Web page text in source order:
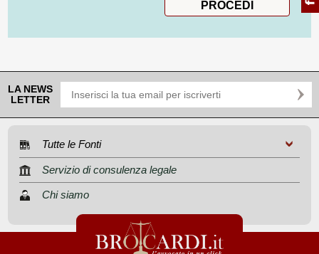
LA NEWS
LETTER
Tutte le Fonti
Servizio di consulenza legale
Chi siamo